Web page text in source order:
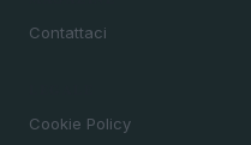
Contattaci
Cookie Policy